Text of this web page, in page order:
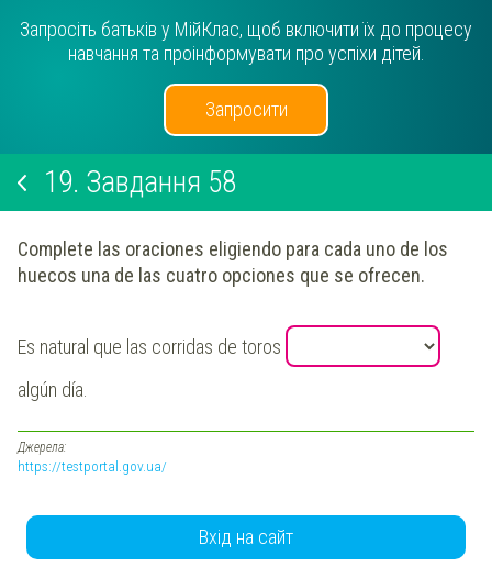
Запросіть батьків у МійКлас, щоб включити їх до процесу
навчання та проінформувати про успіхи дітей.
Запросити
19. Завдання 58
Complete las oraciones eligiendo para cada uno de los
huecos una de las cuatro opciones que se ofrecen.
Es natural que las corridas de toros
algún día.
Джерела:
https://testportal.gov.ua/
Вхід на сайт